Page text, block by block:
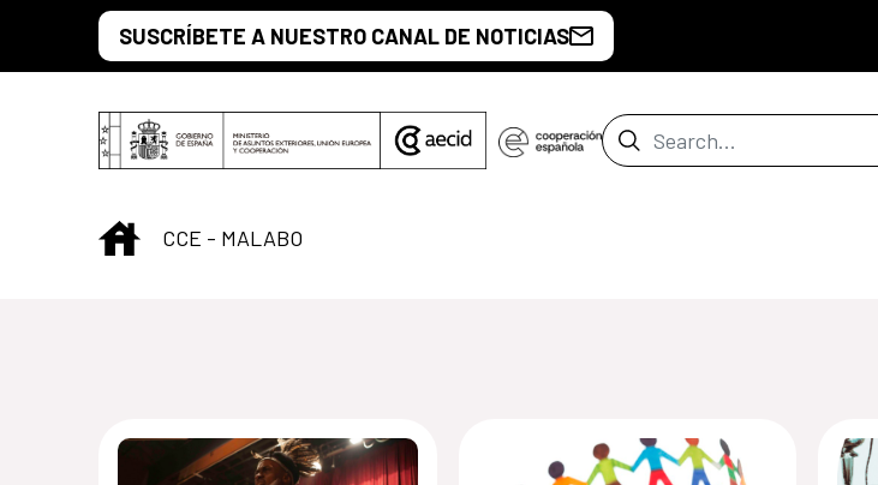
Skip to Main ContentSUSCRÍBETE A NUESTRO CANAL DE NOTICIAS
Search Bar
INICIO
CCE - MALABO